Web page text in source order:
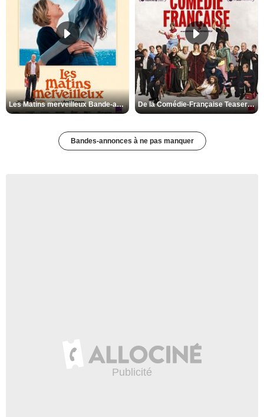
Les Matins merveilleux Bande-annonce VF De la Comédie-Française Teaser VF
Bandes-annonces à ne pas manquer